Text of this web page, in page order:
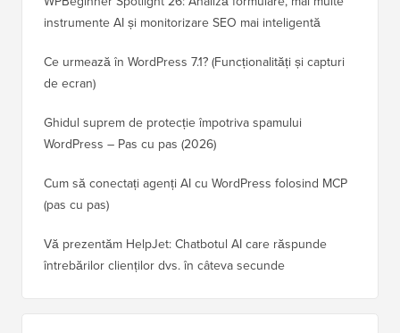
instrumente AI și monitorizare SEO mai inteligentă
Ce urmează în WordPress 7.1? (Funcționalități și capturi
de ecran)
Ghidul suprem de protecție împotriva spamului
WordPress – Pas cu pas (2026)
Cum să conectați agenți AI cu WordPress folosind MCP
(pas cu pas)
Vă prezentăm HelpJet: Chatbotul AI care răspunde
întrebărilor clienților dvs. în câteva secunde